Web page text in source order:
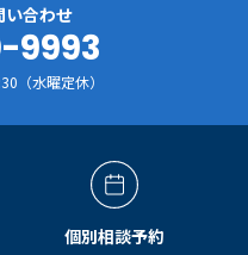
い合わせ
9993
（水曜定休）
個別相談予約